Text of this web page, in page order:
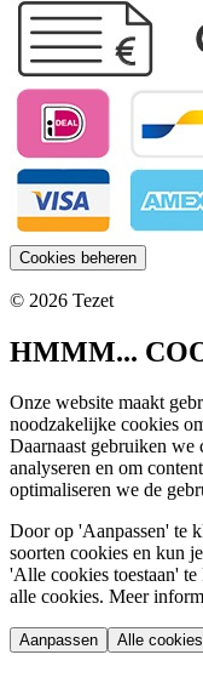
Cookies beheren
© 2026 Tezet
HMMM...
Onze website maakt
noodzakelijke cookies
Daarnaast gebruiken we
analyseren en om
optimaliseren we de
Door op 'Aanpassen' te
soorten cookies en kun
'Alle cookies toestaan'
alle cookies. Meer
Aanpassen Alle